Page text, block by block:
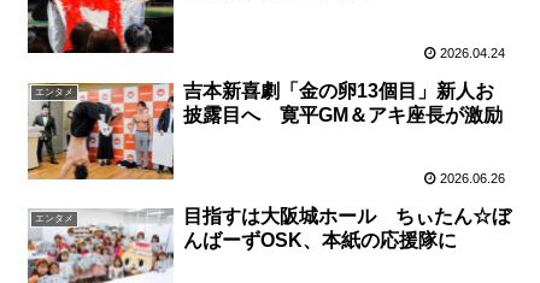
2026.04.24
エンタメ
吉本新喜劇「金の卵13個目」新人お
披露目へ 寛平GM＆アキ座長が激励
2026.06.26
エンタメ
目指すは大阪城ホール ちぃたん☆ぼ
んばーずOSK、本紙の応援隊に